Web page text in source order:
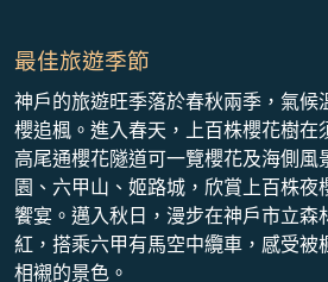
最佳旅遊季節
神戶的旅遊旺季落於春秋兩季，氣候
櫻追楓。進入春天，上百株櫻花樹在
高尾通櫻花隧道可一覽櫻花及海側風
園、六甲山、姬路城，欣賞上百株夜
饗宴。邁入秋日，漫步在神戶市立森
紅，搭乘六甲有馬空中纜車，感受被
相襯的景色。